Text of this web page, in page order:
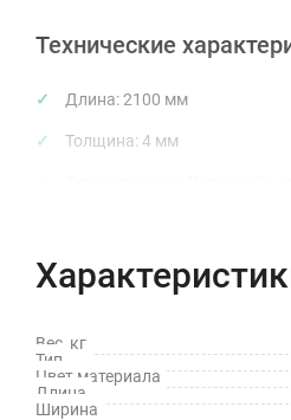
Технические
Длина: 2100 мм
Толщина: 4 мм
Защита от УФ излучения: Да
Вес, кг
Тип
Цвет материала
Длина
Ширина